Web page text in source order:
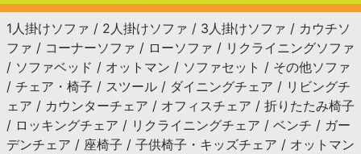
1人掛けソファ / 2人掛けソファ / 3人掛けソファ / カウチソ
ファ / コーナーソファ / ローソファ / リクライニングソファ
/ ソファベッド / オットマン / ソファセット / その他ソファ
/ チェア・椅子 / スツール / ダイニングチェア / リビングチ
ェア / カウンターチェア / オフィスチェア / 折りたたみ椅子
/ ロッキングチェア / リクライニングチェア / ベンチ / ガー
デンチェア / 座椅子 / 子供椅子・キッズチェア / オットマン